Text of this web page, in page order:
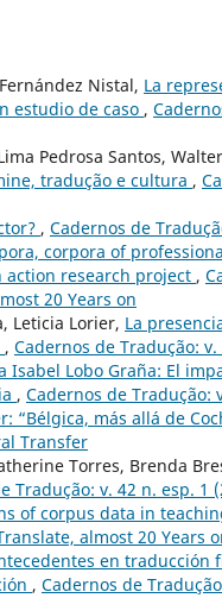
Nistal, La
estudio de caso ,
Pedrosa Santos,
tradução e cultura ,
, Cadernos de
corpora of
research project ,
20 Years on
Leticia Lorier, La
, Cadernos de Tradução:
Isabel Lobo Graña: El
, Cadernos de Tradução:
“Bélgica, más allá de
Transfer
Torres, Brenda
Tradução: v. 42 n. esp. 1
of corpus data in
almost 20 Years
en
, Cadernos de